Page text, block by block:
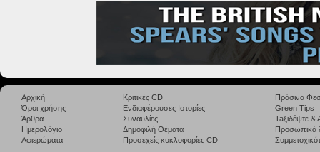
Αρχική
Όροι χρήσης
Άρθρα
Ημερολόγιο
Αφιερώματα
Κριτικές CD
Ενδιαφέρουσες Ιστορίες
Συναυλίες
Δημοφιλή Θέματα
Προσεχείς κυκλοφορίες CD
Πράσινα
Green Tips
Taξιδέψτε
Προσωπικά